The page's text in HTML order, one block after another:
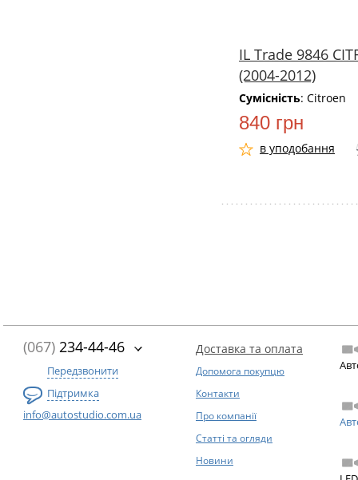
IL Trade 9846
(2004-2012)
Сумісність: Citroen
840 грн
в уподобання
(067) 234-44-46
Передзвонити
Підтримка
info@autostudio.com.ua
Доставка та оплата
Допомога покупцю
Контакти
Про компанії
Статті та огляди
Новини